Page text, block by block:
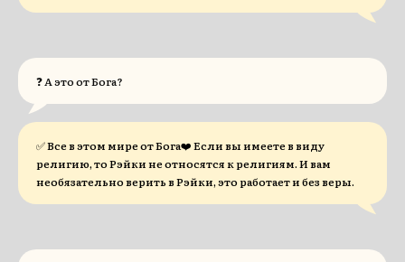
❓ А это от Бога?
✅ Все в этом мире от Бога❤️ Если вы имеете в виду
религию, то Рэйки не относятся к религиям. И вам
необязательно верить в Рэйки, это работает и без веры.